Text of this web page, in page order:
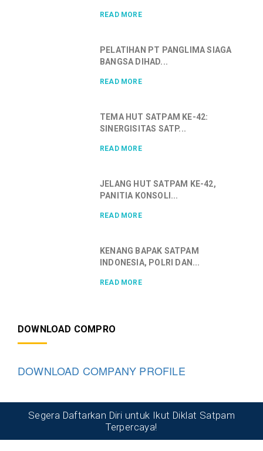
READ MORE
PELATIHAN PT PANGLIMA SIAGA
BANGSA DIHAD...
READ MORE
TEMA HUT SATPAM KE-42:
SINERGISITAS SATP...
READ MORE
JELANG HUT SATPAM KE-42,
PANITIA KONSOLI...
READ MORE
KENANG BAPAK SATPAM
INDONESIA, POLRI DAN...
READ MORE
DOWNLOAD COMPRO
DOWNLOAD COMPANY PROFILE
Segera Daftarkan Diri untuk Ikut Diklat Satpam
Terpercaya!